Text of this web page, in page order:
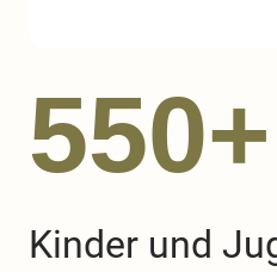
550+
Kinder und